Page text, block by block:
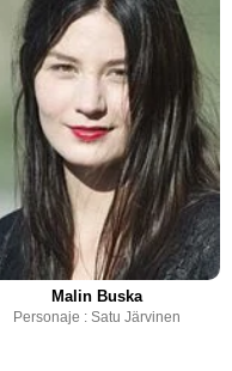
Malin Buska
Personaje : Satu Järvinen